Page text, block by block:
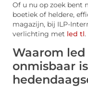
Of u nu op zoek bent
boetiek of heldere,
magazijn, bij ILP-
verlichting met led tl.
Waarom
onmisbaar